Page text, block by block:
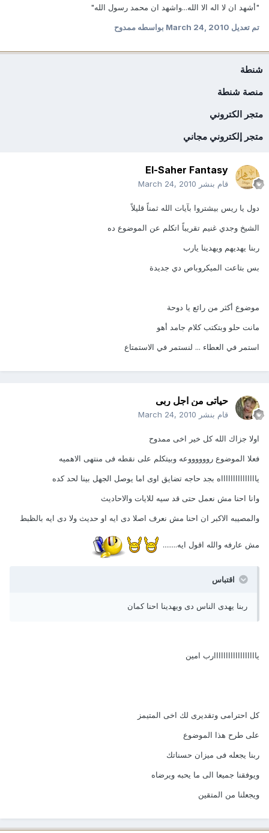
"أشهد ان لا اله الا الله...واشهد ان محمد رسول الله"
تم تعديلMarch 24, 2010بواسطه ممدوح
شنطة
منصة شنطة
متجر الكتروني
متجر إلكتروني مجاني
El-Saher Fantasy
قام بنشر March 24, 2010
دول يا ريس بيشتروا بآيات الله ثمناً قليلاً
الشيخ وجدي غنيم تقريباً اتكلم عن الموضوع ده
ربنا يهديهم ويهدينا يارب
بس بتاعت الميكروباص دي جديدة
موضوع أكثر من رائع يا دوحة
مانت حلو وبتكتب كلام جامد أهو
استمر في العطاء ... لنستمر في الاستمتاع
حياتى من اجل ربى
قام بنشر March 24, 2010
اولا جزاك الله كل خير اخى ممدوح
فعلا الموضوع رووووووعه وبيتكلم على نقطه فى منتهى الاهميه
ياااااااااااااااه بجد حاجه تضايق اوى اما يوصل الجهل بينا لحد كده
وانا احنا مش نعمل حتى قد سيه للايات والاحاديث
والمصيبه الاكبر ان احنا مش نعرف اصلا دى ايه او حديث ولا دى ايه بالظبط
مش عارفه والله اقول ايه........
اقتباس
ربنا يهدى الناس دى ويهدينا احنا كمان
ياااااااااااااااااارب امين
كل احترامى وتقديرى لك اخى المتيمز
على طرح هذا الموضوع
ربنا يجعله فى ميزان حسناتك
ويوفقنا جميعا الى ما يحبه ويرضاه
ويجعلنا من المتقين